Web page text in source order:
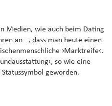
Medien, wie auch beim Dating
an –, dass man heute einen
›Marktreife‹.
so wie eine
geworden.